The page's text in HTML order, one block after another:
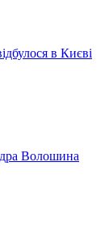
в Києві
Волошина